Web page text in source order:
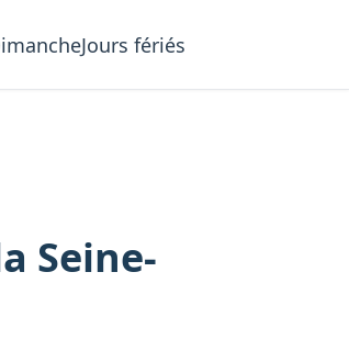
Jours fériés
Seine-